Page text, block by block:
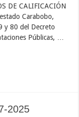
DE CALIFICACIÓN
Carabobo,
y 80 del Decreto
Públicas, …
2025